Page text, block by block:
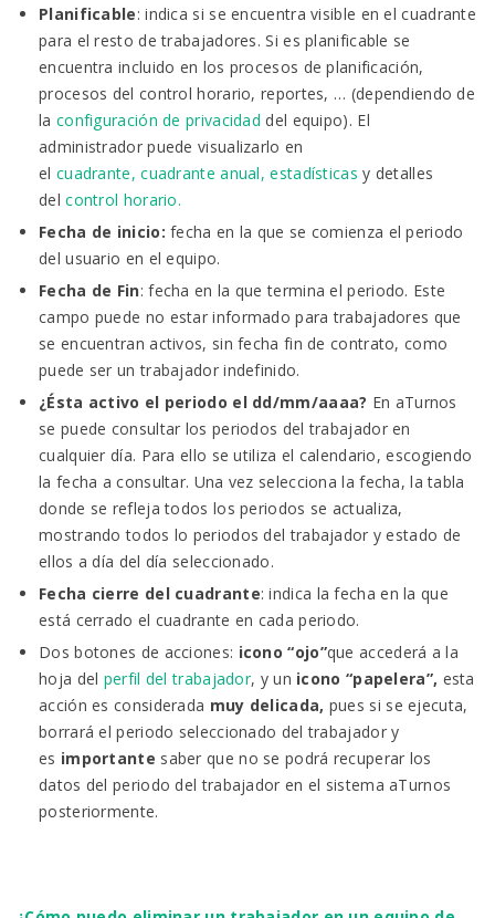
Planificable: indica si se encuentra visible en el cuadrante
para el resto de trabajadores. Si es planificable se
encuentra incluido en los procesos de planificación,
procesos del control horario, reportes, … (dependiendo de
la configuración de privacidad del equipo). El
administrador puede visualizarlo en
el cuadrante,cuadrante anual,estadísticas y detalles
delcontrol horario.
Fecha de inicio:fecha en la que se comienza el periodo
del usuario en el equipo.
Fecha de Fin: fecha en la que termina el periodo. Este
campo puede no estar informado para trabajadores que
se encuentran activos, sin fecha fin de contrato, como
puede ser un trabajador indefinido.
¿Ésta activo el periodo el dd/mm/aaaa? En aTurnos
se puede consultar los periodos del trabajador en
cualquier día. Para ello se utiliza el calendario, escogiendo
la fecha a consultar. Una vez selecciona la fecha, la tabla
donde se refleja todos los periodos se actualiza,
mostrando todos lo periodos del trabajador y estado de
ellos a día del día seleccionado.
Fecha cierre del cuadrante: indica la fecha en la que
está cerrado el cuadrante en cada periodo.
Dos botones de acciones: icono “ojo”que accederá a la
hoja del perfil del trabajador, y un icono “papelera”, esta
acción es considerada muy delicada, pues si se ejecuta,
borrará el periodo seleccionado del trabajador y
es importante saber que no se podrá recuperar los
datos del periodo del trabajador en el sistema aTurnos
posteriormente.